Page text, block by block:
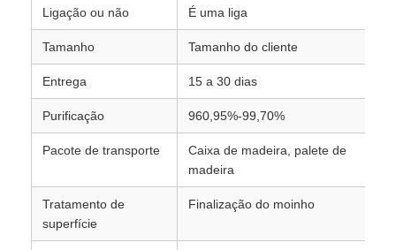
Solicitar Orçamento
Rolo de papel alumínio
Placa de alumínio
Círculo de alumínio
Ligação ou não É uma liga
Tamanho Tamanho do cliente
Entrega 15 a 30 dias
Purificação 960,95%-99,70%
Pacote de transporte
Caixa de madeira, palete de
madeira
Tratamento de
superfície
Finalização do moinho